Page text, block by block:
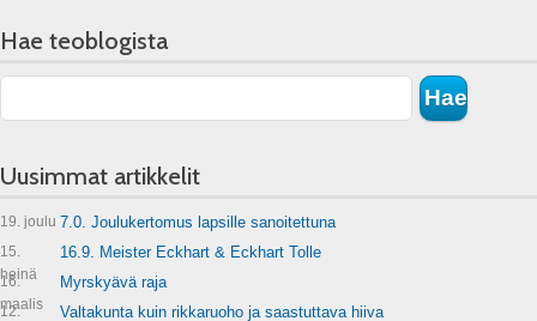
Hae teoblogista
Uusimmat artikkelit
19. joulu 7.0. Joulukertomus lapsille sanoitettuna
15.
heinä
16.9. Meister Eckhart & Eckhart Tolle
16.
maalis
Myrskyävä raja
12. Valtakunta kuin rikkaruoho ja saastuttava hiiva